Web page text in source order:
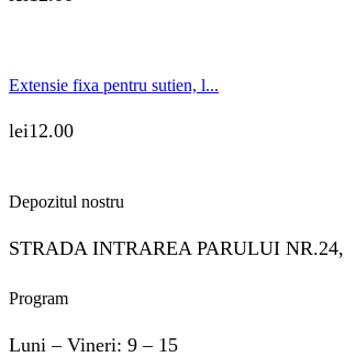
Extensie fixa pentru sutien, l...
lei12.00
Depozitul nostru
STRADA INTRAREA PARULUI
Program
Luni – Vineri: 9 – 15